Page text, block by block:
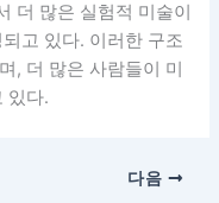
더 많은 실험적 미술이
고 있다. 이러한 구조
, 더 많은 사람들이 미
있다.
다음